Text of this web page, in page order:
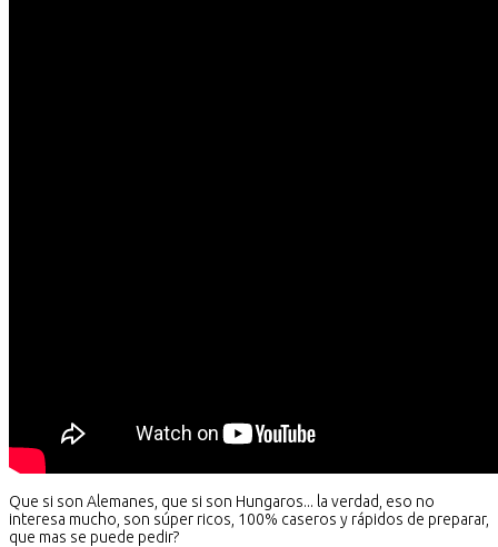
Que si son Alemanes, que si son Hungaros... la verdad, eso no
interesa mucho, son súper ricos, 100% caseros y rápidos de preparar,
que mas se puede pedir?